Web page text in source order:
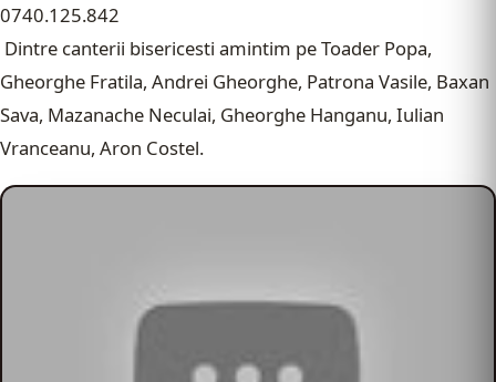
0740.125.842
Dintre canterii bisericesti amintim pe Toader Popa,
Gheorghe Fratila, Andrei Gheorghe, Patrona Vasile, Baxan
Sava, Mazanache Neculai, Gheorghe Hanganu, Iulian
Vranceanu, Aron Costel.